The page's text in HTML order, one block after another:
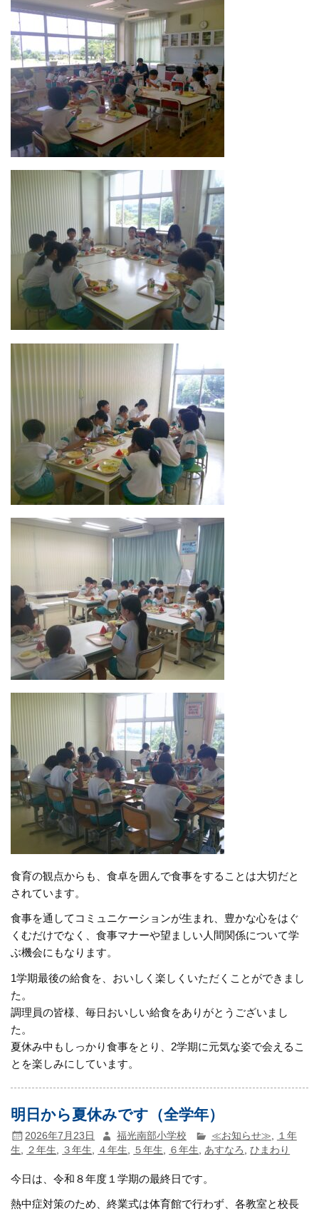
食育の観点からも、食卓を囲んで食事をすることは大切だと
されています。
食事を通してコミュニケーションが生まれ、豊かな心をはぐ
くむだけでなく、食事マナーや望ましい人間関係について学
ぶ機会にもなります。
1学期最後の給食を、おいしく楽しくいただくことができまし
た。
調理員の皆様、毎日おいしい給食をありがとうございまし
た。
夏休み中もしっかり食事をとり、2学期に元気な姿で会えるこ
とを楽しみにしています。
明日から夏休みです（全学年）
2026年7月23日 福光南部小学校 ≪お知らせ≫
１年
生, ２年生, ３年生, ４年生, ５年生, ６年生, あすなろ ,ひまわり
今日は、令和８年度１学期の最終日です。
熱中症対策のため、終業式は体育館で行わず、各教室と校長